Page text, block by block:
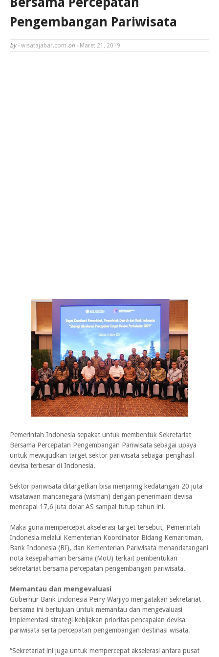
Pengembangan Pariwisata
by - wisatajabar.com on - Maret 21, 2019
Pemerintah Indonesia sepakat untuk membentuk Sekretariat
Bersama Percepatan Pengembangan Pariwisata sebagai upaya
untuk mewujudkan target sektor pariwisata sebagai penghasil
devisa terbesar di Indonesia.
Sektor pariwisata ditargetkan bisa menjaring kedatangan 20 juta
wisatawan mancanegara (wisman) dengan penerimaan devisa
mencapai 17,6 juta dolar AS sampai tutup tahun ini.
Maka guna mempercepat akselerasi target tersebut, Pemerintah
Indonesia melalui Kementerian Koordinator Bidang Kemaritiman,
Bank Indonesia (BI), dan Kementerian Pariwisata menandatangani
nota kesepahaman bersama (MoU) terkait pembentukan
sekretariat bersama percepatan pengembangan pariwisata.
Memantau dan mengevaluasi
Gubernur Bank Indonesia Perry Warjiyo mengatakan sekretariat
bersama ini bertujuan untuk memantau dan mengevaluasi
implementasi strategi kebijakan prioritas pencapaian devisa
pariwisata serta percepatan pengembangan destinasi wisata.
“Sekretariat ini juga untuk mempercepat akselerasi antara pusat